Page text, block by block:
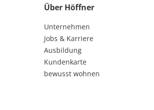
Über Höffner
Unternehmen
Jobs & Karriere
Ausbildung
Kundenkarte
bewusst wohnen